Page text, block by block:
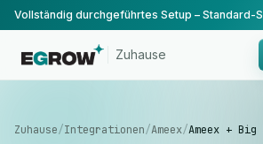
Zuhause
Zuhause/Integrationen/Ameex/Ameex +